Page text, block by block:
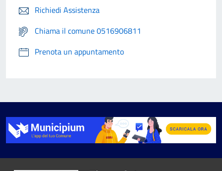
Richiedi Assistenza
Chiama il comune 0516906811
Prenota un appuntamento